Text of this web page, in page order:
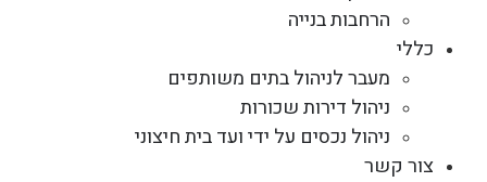
הרחבות בנייה
כללי
מעבר לניהול בתים משותפים
ניהול דירות שכורות
ניהול נכסים על ידי ועד בית חיצוני
צור קשר